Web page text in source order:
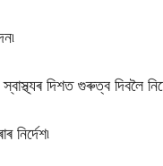
দিশত গুৰুত্ব দিবলৈ
নিৰ্দেশ৷